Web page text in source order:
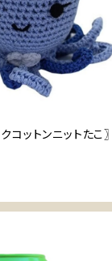
コットンニットたこ〗